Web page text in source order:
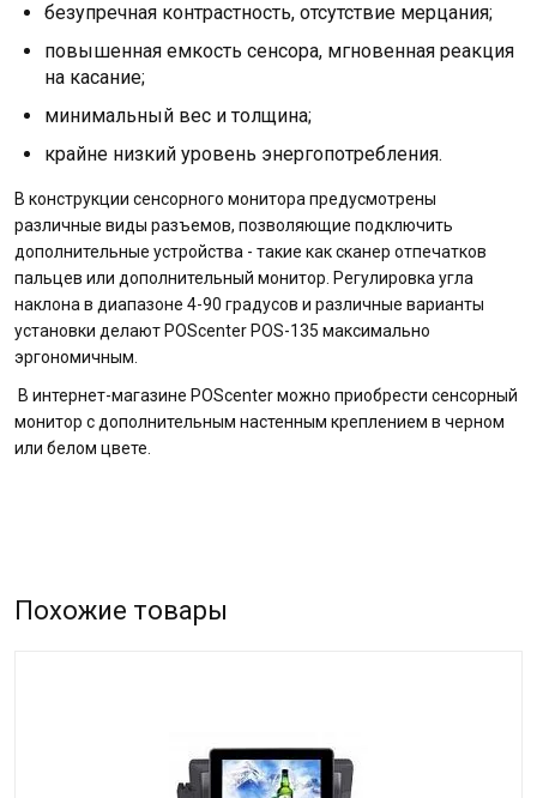
безупречная контрастность, отсутствие мерцания;
повышенная емкость сенсора, мгновенная реакция
на касание;
минимальный вес и толщина;
крайне низкий уровень энергопотребления.
В конструкции сенсорного монитора предусмотрены
различные виды разъемов, позволяющие подключить
дополнительные устройства - такие как сканер отпечатков
пальцев или дополнительный монитор. Регулировка угла
наклона в диапазоне 4-90 градусов и различные варианты
установки делают POScenter POS-135 максимально
эргономичным.
В интернет-магазине POScenter можно приобрести сенсорный
монитор с дополнительным настенным креплением в черном
или белом цвете.
Похожие товары